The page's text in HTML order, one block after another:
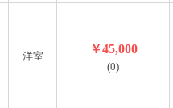
洋室
￥45,000
(0)